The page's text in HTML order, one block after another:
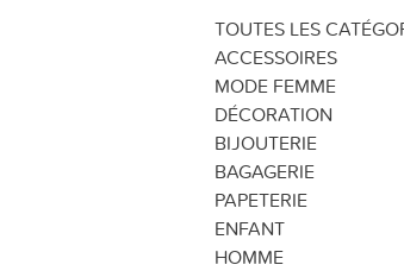
TOUTES LES
ACCESSOIRES
MODE FEMME
DÉCORATION
BIJOUTERIE
BAGAGERIE
PAPETERIE
ENFANT
HOMME